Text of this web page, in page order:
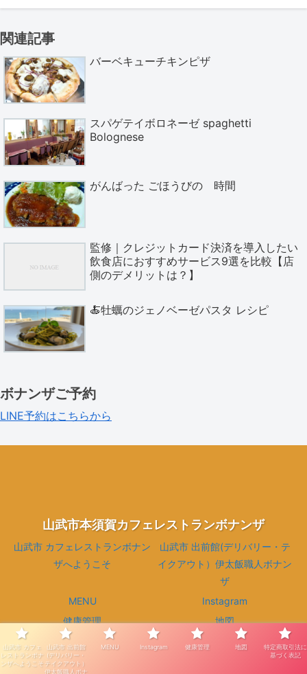
関連記事
バーベキューチキンピザ
スパゲテイボロネーゼ spaghetti
Bolognese
がんばった ごほうびの 時間
監修｜クレジットカード決済を導入したい
飲食店におすすめサービス9選を比較【店
側のデメリットは？】
🍝牡蠣のジェノベーゼパスタ レシピ
ボナンザご予約
LINE予約はこちらから
山武市本須賀カフェレストランボナンザ
山武市 カフェレストランボナン
ザへようこそ
山武市 出前館(デリバリー・テ
イクアウト）伊太飯職人ボナン
ザ
MENU
Instagram
健康管理
地図
特定商取引法に基づく表記
© 2022 山武市本須賀カフェレストランボナンザ.
山武市 カフェ
レストランボナ
ンザへようこそ
山武市 出前館
(デリバリー・
テイクアウト）
伊太飯職人ボナ
MENU Instagram 健康管理 地図
特定商取引法に
基づく表記